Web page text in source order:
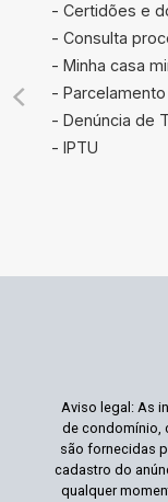
- Certidões e
- Consulta
- Minha casa
-
- Denúncia de
- IPTU
Aviso legal: As
de condomínio,
são fornecidas
cadastro do
qualquer